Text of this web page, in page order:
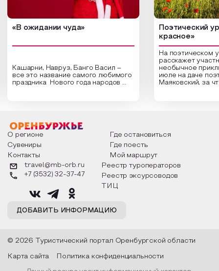
«В ожидании чуда»
Кашарни, Навруз, Банго Васил –
все это название самого любимого
праздника Нового года народов
о том, как встречают новый год в
разных уголках страны, какие
обряды совершают на удачу и
благополучие, в чем схожи и
различаются традиции. Кто такой
Дед Мороз и откуда он пришел, как
его называют в разных уголках
страны и как появились елочные
Поэтический
красное»
На поэтическом
расскажет
необычное
июле на даче
Маяковский, за
Твардовского и
каждой строчке
восхищение
яркому времени
О регионе
Где остановиться
Сувениры
Где поесть
Контакты
Мой маршрут
ДОБАВИТЬ ИНФОРМАЦИЮ
travel@mb-orb.ru
+7 (3532) 32-37-47
Реестр туроператоров
Реестр эксурсоводов
ТИЦ
© 2026 Туристический портал Оренбургской области
Карта сайта Политика конфиденциальности